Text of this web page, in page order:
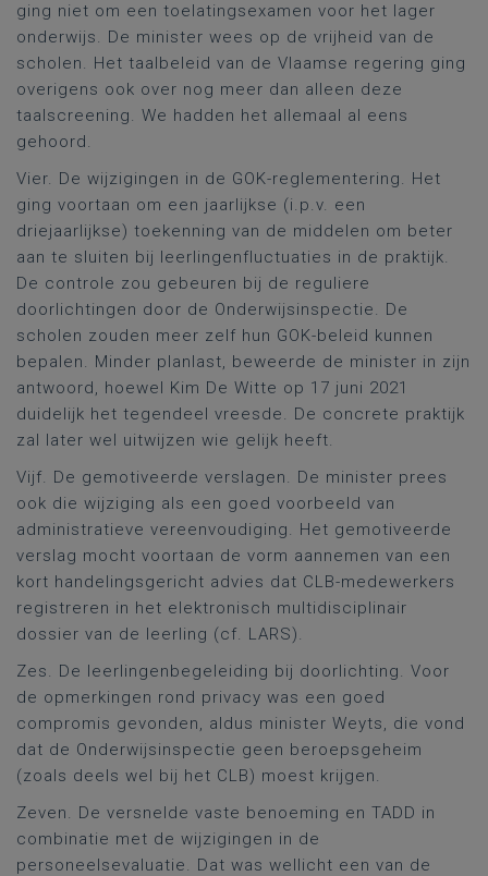
ging niet om een toelatingsexamen voor het lager
onderwijs. De minister wees op de vrijheid van de
scholen. Het taalbeleid van de Vlaamse regering ging
overigens ook over nog meer dan alleen deze
taalscreening. We hadden het allemaal al eens
gehoord.
Vier. De wijzigingen in de GOK-reglementering. Het
ging voortaan om een jaarlijkse (i.p.v. een
driejaarlijkse) toekenning van de middelen om beter
aan te sluiten bij leerlingenfluctuaties in de praktijk.
De controle zou gebeuren bij de reguliere
doorlichtingen door de Onderwijsinspectie. De
scholen zouden meer zelf hun GOK-beleid kunnen
bepalen. Minder planlast, beweerde de minister in zijn
antwoord, hoewel Kim De Witte op 17 juni 2021
duidelijk het tegendeel vreesde. De concrete praktijk
zal later wel uitwijzen wie gelijk heeft.
Vijf. De gemotiveerde verslagen. De minister prees
ook die wijziging als een goed voorbeeld van
administratieve vereenvoudiging. Het gemotiveerde
verslag mocht voortaan de vorm aannemen van een
kort handelingsgericht advies dat CLB-medewerkers
registreren in het elektronisch multidisciplinair
dossier van de leerling (cf. LARS).
Zes. De leerlingenbegeleiding bij doorlichting. Voor
de opmerkingen rond privacy was een goed
compromis gevonden, aldus minister Weyts, die vond
dat de Onderwijsinspectie geen beroepsgeheim
(zoals deels wel bij het CLB) moest krijgen.
Zeven. De versnelde vaste benoeming en TADD in
combinatie met de wijzigingen in de
personeelsevaluatie. Dat was wellicht een van de